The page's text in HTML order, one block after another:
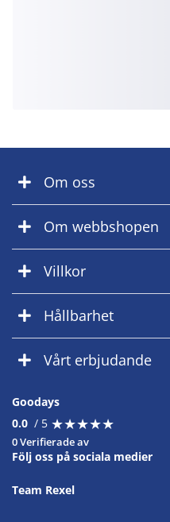
Om oss
Om webbshopen
Villkor
Hållbarhet
Vårt erbjudande
Goodays
0.0 / 5 ★★★★★
★★★★★
0 Verifierade av
Följ oss på sociala medier
Team Rexel